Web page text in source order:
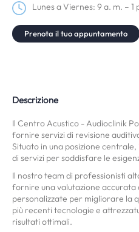
Lunes a Viernes: 9 a. m. – 1
Prenota il tuo appuntamento
Descrizione
Il Centro Acustico - Audioclinik
fornire servizi di revisione
Situato in una posizione
di servizi per soddisfare le
Il nostro team di professionisti
fornire una valutazione accurata
personalizzate per migliorare la
più recenti tecnologie e
risultati ottimali.